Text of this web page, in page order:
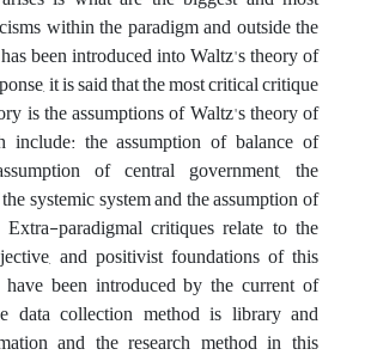
within the paradigm and outside the
been introduced into Waltz's theory of
it is said that the most critical critique
is the assumptions of Waltz's theory of
include: the assumption of balance of
of central government, the
systemic system and the assumption of
paradigmal critiques relate to the
and positivist foundations of this
been introduced by the current of
data collection method is library and
and the research method in this